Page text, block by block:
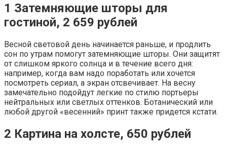
1 Затемняющие шторы для
гостиной, 2 659 рублей
Весной световой день начинается раньше, и продлить
сон по утрам помогут затемняющие шторы. Они защитят
от слишком яркого солнца и в течение всего дня:
например, когда вам надо поработать или хочется
посмотреть сериал, а экран отсвечивает. На весну
замечательно подойдут легкие по стилю портьеры
нейтральных или светлых оттенков. Ботанический или
любой другой «весенний» принт также придется кстати.
2 Картина на холсте, 650 рублей